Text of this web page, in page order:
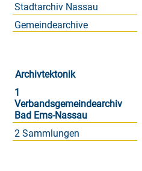
Stadtarchiv Nassau
Gemeindearchive
Archivtektonik
1
Verbandsgemeindearchiv
Bad Ems-Nassau
2 Sammlungen